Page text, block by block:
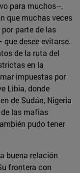
para muchos–,
que muchas veces
parte de las
desee evitarse.
de la ruta del
en la
impuestas por
Libia, donde
de Sudán, Nigeria
las mafias
pudo tener
buena relación
frontera con